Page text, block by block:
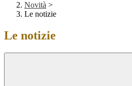
Novità >
Le notizie
Le notizie